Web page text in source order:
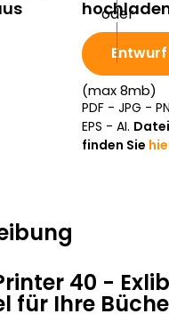
40 -
für Ihre
(max 8mb)
PDF - JPG -
EPS - AI.
finden Sie